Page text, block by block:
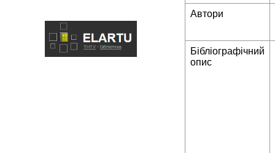
Автори
Бібліографічний
опис